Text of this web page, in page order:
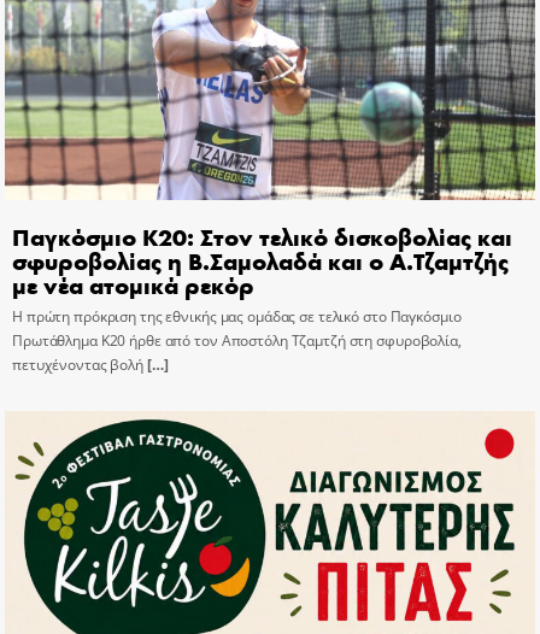
Παγκόσμιο Κ20: Στον τελικό δισκοβολίας και
σφυροβολίας η Β.Σαμολαδά και ο Α.Τζαμτζής
με νέα ατομικά ρεκόρ
Η πρώτη πρόκριση της εθνικής μας ομάδας σε τελικό στο Παγκόσμιο
Πρωτάθλημα Κ20 ήρθε από τον Αποστόλη Τζαμτζή στη σφυροβολία,
πετυχένοντας βολή[…]